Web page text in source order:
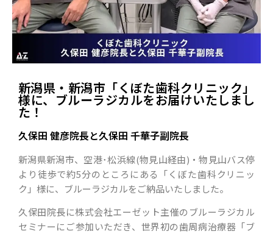
新潟県・新潟市「くぼた歯科クリニック」
様に、ブルーラジカルをお届けいたしまし
た！
久保田 健彦院長と久保田 千華子副院長
新潟県新潟市、空港･松浜線(物見山経由)・物見山バス停
より徒歩で約5分のところにある「くぼた歯科クリニッ
ク」様に、ブルーラジカルをご納品いたしました。
久保田院長に株式会社エーゼット主催のブルーラジカル
セミナーにご参加いただき、世界初の歯周病治療器「ブ